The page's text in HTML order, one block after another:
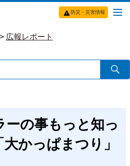
防災・災害情報
> 広報レポート
ーの事もっと知っ
かっぱまつり」